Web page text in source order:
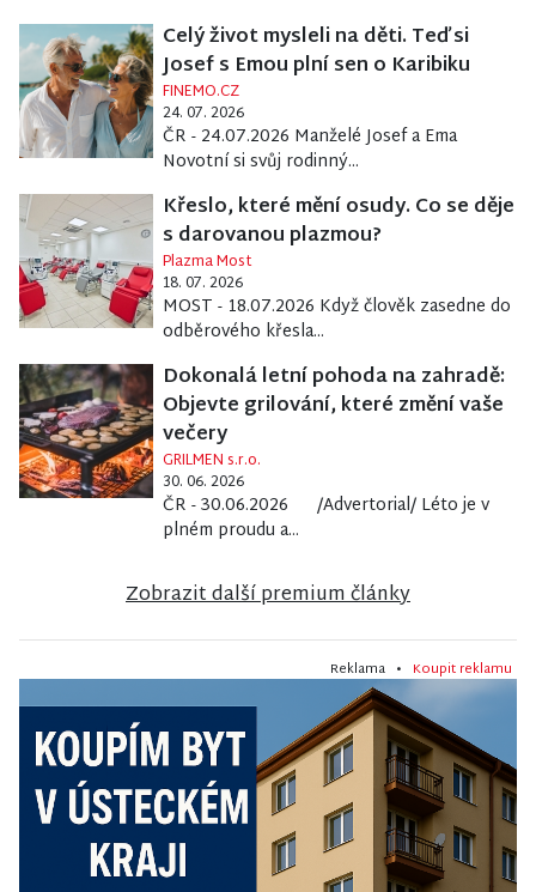
Celý život mysleli na děti. Teď si
Josef s Emou plní sen o Karibiku
FINEMO.CZ
24. 07. 2026
ČR - 24.07.2026 Manželé Josef a Ema
Novotní si svůj rodinný...
Křeslo, které mění osudy. Co se děje
s darovanou plazmou?
Plazma Most
18. 07. 2026
MOST - 18.07.2026 Když člověk zasedne do
odběrového křesla...
Dokonalá letní pohoda na zahradě:
Objevte grilování, které změní vaše
večery
GRILMEN s.r.o.
30. 06. 2026
ČR - 30.06.2026 /Advertorial/ Léto je v
plném proudu a...
Zobrazit další premium články
Reklama • Koupit reklamu